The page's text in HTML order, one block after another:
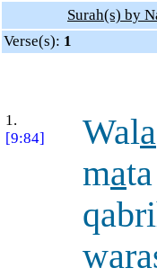
Surah(s) by
Verse(s): 1
1.
[9:84]
Wala
ma